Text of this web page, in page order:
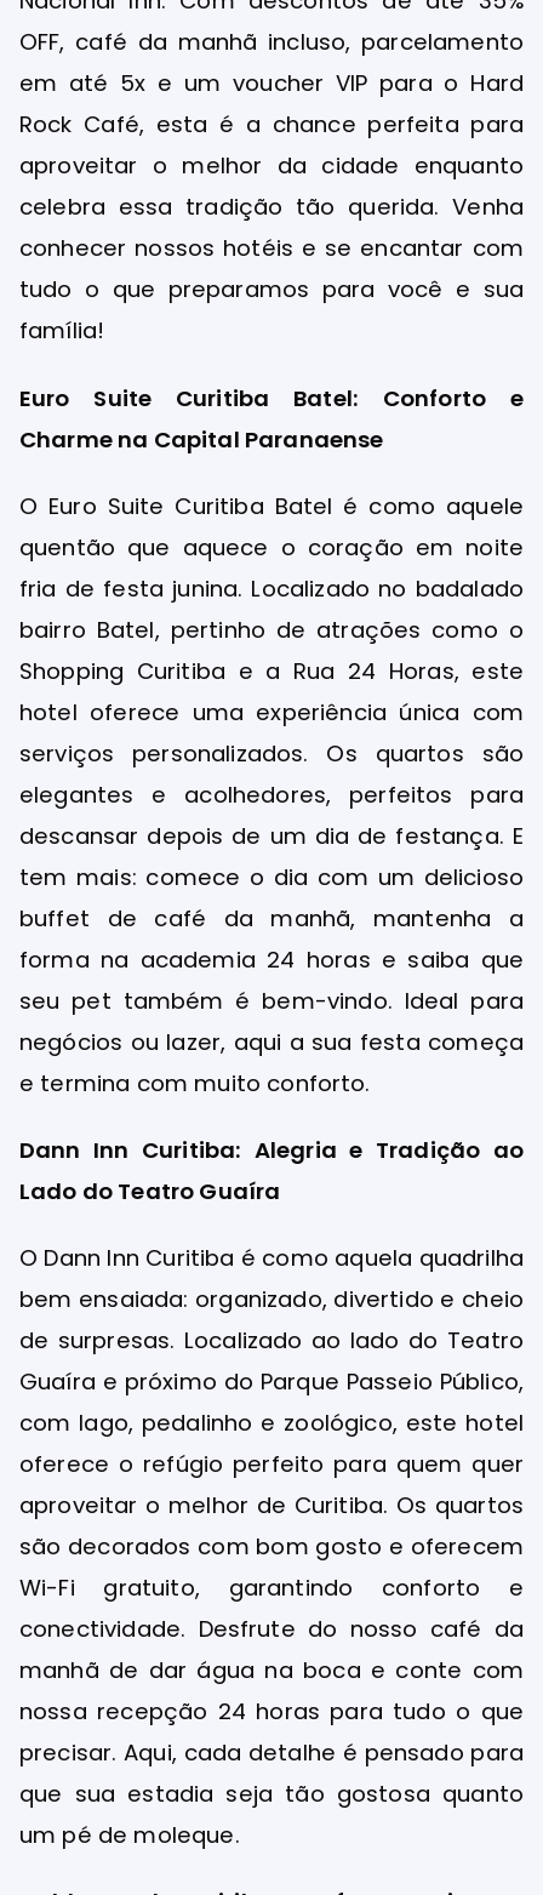
OFF, café da manhã incluso, parcelamento
em até 5x e um voucher VIP para o Hard
Rock Café, esta é a chance perfeita para
aproveitar o melhor da cidade enquanto
celebra essa tradição tão querida. Venha
conhecer nossos hotéis e se encantar com
tudo o que preparamos para você e sua
família!
Euro Suite Curitiba Batel: Conforto e
Charme na Capital Paranaense
O Euro Suite Curitiba Batel é como aquele
quentão que aquece o coração em noite
fria de festa junina. Localizado no badalado
bairro Batel, pertinho de atrações como o
Shopping Curitiba e a Rua 24 Horas, este
hotel oferece uma experiência única com
serviços personalizados. Os quartos são
elegantes e acolhedores, perfeitos para
descansar depois de um dia de festança. E
tem mais: comece o dia com um delicioso
buffet de café da manhã, mantenha a
forma na academia 24 horas e saiba que
seu pet também é bem-vindo. Ideal para
negócios ou lazer, aqui a sua festa começa
e termina com muito conforto.
Dann Inn Curitiba: Alegria e Tradição ao
Lado do Teatro Guaíra
O Dann Inn Curitiba é como aquela quadrilha
bem ensaiada: organizado, divertido e cheio
de surpresas. Localizado ao lado do Teatro
Guaíra e próximo do Parque Passeio Público,
com lago, pedalinho e zoológico, este hotel
oferece o refúgio perfeito para quem quer
aproveitar o melhor de Curitiba. Os quartos
são decorados com bom gosto e oferecem
Wi-Fi gratuito, garantindo conforto e
conectividade. Desfrute do nosso café da
manhã de dar água na boca e conte com
nossa recepção 24 horas para tudo o que
precisar. Aqui, cada detalhe é pensado para
que sua estadia seja tão gostosa quanto
um pé de moleque.